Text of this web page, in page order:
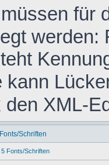
müssen für
werden:
kann
XML-
Schriften
5 Fonts/Schriften